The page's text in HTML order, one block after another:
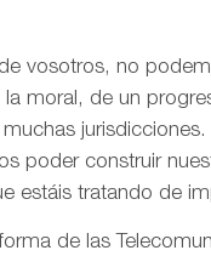
vosotros, no
moral, de un
poder construir
estáis tratando de
de las